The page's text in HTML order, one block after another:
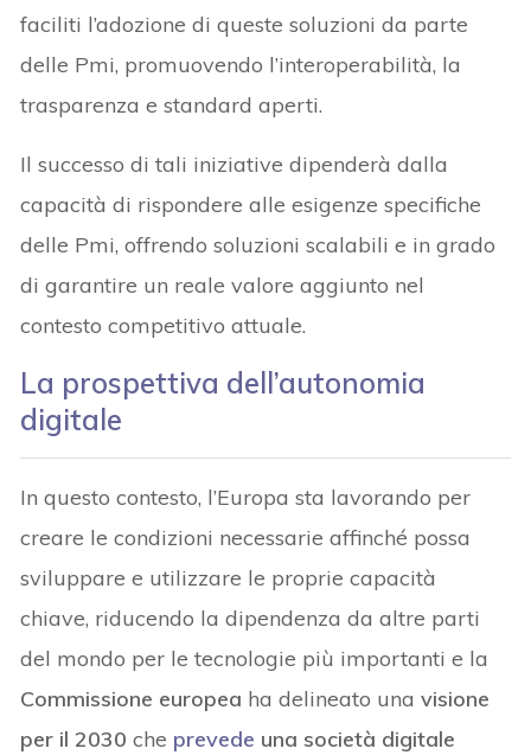
faciliti l’adozione di queste soluzioni da parte
delle Pmi, promuovendo l’interoperabilità, la
trasparenza e standard aperti.
Il successo di tali iniziative dipenderà dalla
capacità di rispondere alle esigenze specifiche
delle Pmi, offrendo soluzioni scalabili e in grado
di garantire un reale valore aggiunto nel
contesto competitivo attuale. ​
La prospettiva dell’autonomia
digitale
In questo contesto, l’Europa sta lavorando per
creare le condizioni necessarie affinché possa
sviluppare e utilizzare le proprie capacità
chiave, riducendo la dipendenza da altre parti
del mondo per le tecnologie più importanti e la
Commissione europea ha delineato unavisione
per il 2030che prevede una società digitale